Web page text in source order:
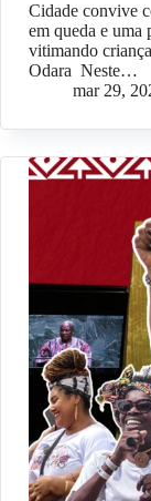
Cidade convive
em queda e uma
vitimando
Odara Neste…
mar 29,